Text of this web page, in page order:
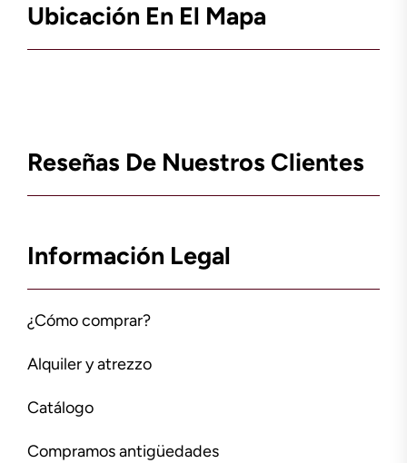
Ubicación En El Mapa
Reseñas De Nuestros Clientes
Información Legal
¿Cómo comprar?
Alquiler y atrezzo
Catálogo
Compramos antigüedades